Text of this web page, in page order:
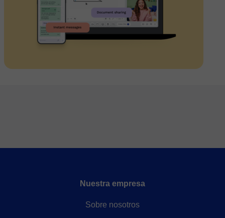
Nuestra empresa
Sobre nosotros